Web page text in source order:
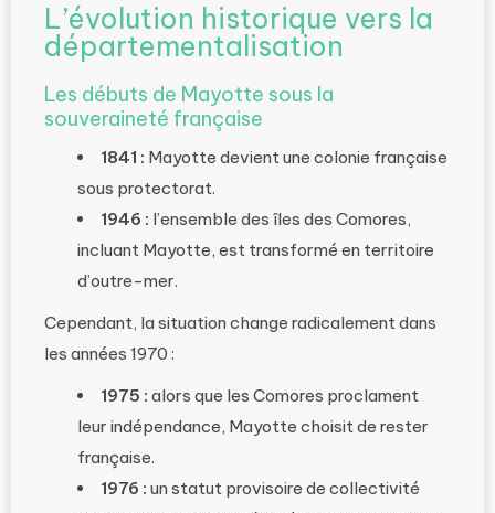
L’évolution historique vers la
départementalisation
Les débuts de Mayotte sous la
souveraineté française
1841 : Mayotte devient une colonie française
sous protectorat.
1946 : l’ensemble des îles des Comores,
incluant Mayotte, est transformé en territoire
d’outre-mer.
Cependant, la situation change radicalement dans
les années 1970 :
1975 : alors que les Comores proclament
leur indépendance, Mayotte choisit de rester
française.
1976 : un statut provisoire de collectivité